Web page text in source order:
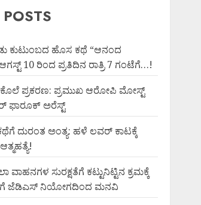
ಕುಟುಂಬದ ಹೊಸ ಕಥೆ “ಆನಂದ
10 ರಿಂದ ಪ್ರತಿದಿನ ರಾತ್ರಿ 7 ಗಂಟೆಗೆ…!
ಕೊಲೆ ಪ್ರಕರಣ: ಪ್ರಮುಖ ಆರೋಪಿ ಮೋಸ್ಟ್
ಅರೆಸ್ಟ್
ದುರಂತ ಅಂತ್ಯ: ಹಳೆ ಲವರ್ ಕಾಟಕ್ಕೆ
ವಾಹನಗಳ ಸುರಕ್ಷತೆಗೆ ಕಟ್ಟುನಿಟ್ಟಿನ ಕ್ರಮಕ್ಕೆ
ಜೆಡಿಎಸ್ ನಿಯೋಗದಿಂದ ಮನವಿ